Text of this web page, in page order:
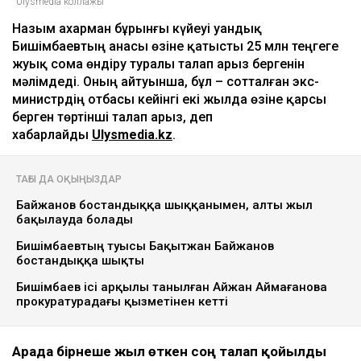
Назым Қахарман бұрынғы күйеуі Қуандық
Бишімбаевтың анасы өзіне қатысты 25 млн теңгеге
жуық сома өндіру туралы талап арыз бергенін
мәлімдеді. Оның айтуынша, бұл – сотталған экс-
министрдің отбасы кейінгі екі жылда өзіне қарсы
берген төртінші талап арыз, деп
хабарлайды Ulysmedia.kz.
ТАҒЫ ДА ОҚЫҢЫЗДАР
Байжанов бостандыққа шыққанымен, алты жыл
бақылауда болады
Бишімбаевтың туысы Бақытжан Байжанов
бостандыққа шықты
Бишімбаев ісі арқылы танылған Айжан Аймағанова
прокуратурадағы қызметінен кетті
Арада бірнеше жыл өткен соң талап қойылды